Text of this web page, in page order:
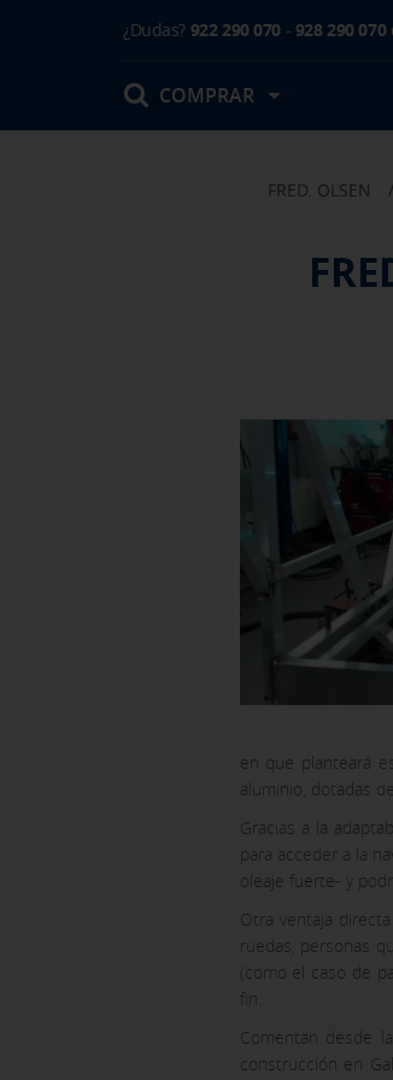
¿Dudas? 922 290 070 - 928 290 070
COMPRAR
T.Embarque / Resumen
Actividades en destino
FRED. OLSEN /
en que planteará
aluminio, dotadas
Gracias a la
para acceder a la
oleaje fuerte- y
Otra ventaja
ruedas, personas
(como el caso de
fin.
Comentan desde
construcción en
Cookies
Estas